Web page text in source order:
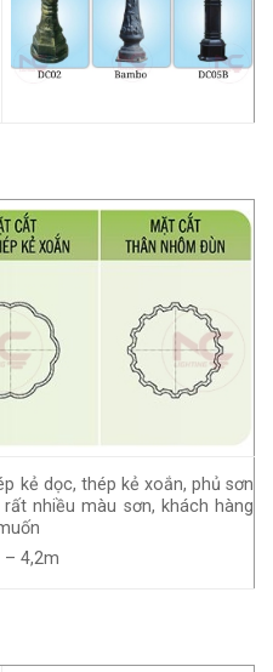
kẻ dọc, thép kẻ xoắn, phủ sơn
nhiều màu sơn, khách hàng
4,2m